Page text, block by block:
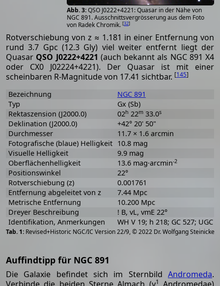
QSO J0222+4221: Quasar in der Nähe von
NGC 891. Ausschnittsvergrösserung aus dem Foto
von Radek Chromik. [32]
Rotverschiebung von z ≈ 1.181 in einer Entfernung von
rund 3.7 Gpc (12.3 Gly) viel weiter entfernt liegt der
Quasar QSO J0222+4221 (auch bekannt als NGC 891 X4
oder CX0 J02224+4221). Der Quasar ist mit einer
scheinbaren R-Magnitude von 17.41 sichtbar. [145]
Revised+Historic NGC/IC Version 22/9, © 2022 Dr. Wolfgang Steinicke
Bezeichnung
NGC 891
Typ
Gx (Sb)
Rektaszension (J2000.0)
02h 22m33.0s
Deklination (J2000.0)
+42° 20' 50"
Durchmesser
11.7 × 1.6 arcmin
Fotografische (blaue) Helligkeit 10.8 mag
Visuelle Helligkeit
9.9 mag
Oberflächenhelligkeit
13.6 mag·arcmin-2
Positionswinkel
22°
Rotverschiebung (z)
0.001761
Entfernung abgeleitet von z
7.44 Mpc
Metrische Entfernung
10.200 Mpc
Dreyer Beschreibung
! B, vL, vmE 22°
Identifikation, Anmerkungen
WH V 19; h 218; GC 527; UGC
Auffindtipp für NGC 891
Die Galaxie befindet sich im Sternbild Andromeda.
1